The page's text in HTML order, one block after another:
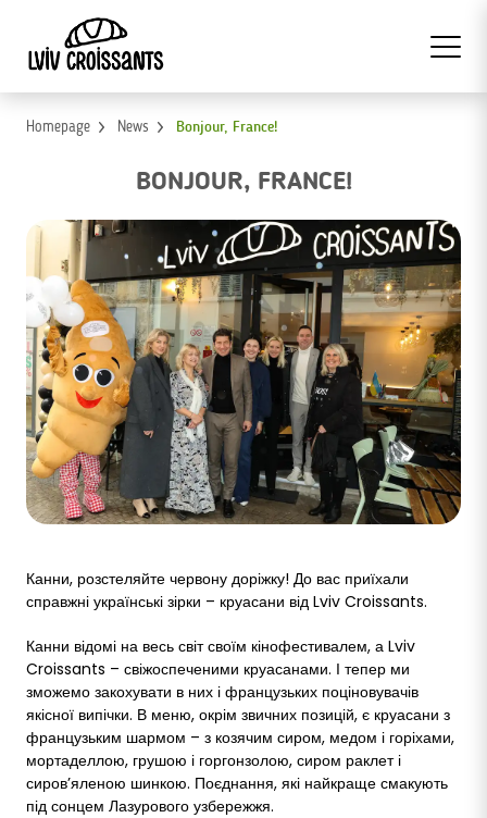
Homepage News Bonjour, France!
BONJOUR, FRANCE!
Канни, розстеляйте червону доріжку! До вас приїхали
справжні українські зірки – круасани від Lviv Croissants.
Канни відомі на весь світ своїм кінофестивалем, а Lviv
Croissants – свіжоспеченими круасанами. І тепер ми
зможемо закохувати в них і французьких поціновувачів
якісної випічки. В меню, окрім звичних позицій, є круасани з
французьким шармом – з козячим сиром, медом і горіхами,
мортаделлою, грушою і горгонзолою, сиром раклет і
сиров’яленою шинкою. Поєднання, які найкраще смакують
під сонцем Лазурового узбережжя.